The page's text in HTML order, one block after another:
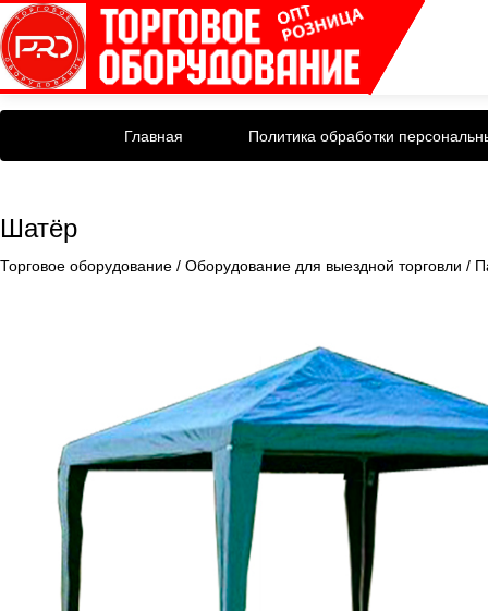
Главная Политика обработки
Шатёр
Торговое оборудование / Оборудование для выездной торговли /